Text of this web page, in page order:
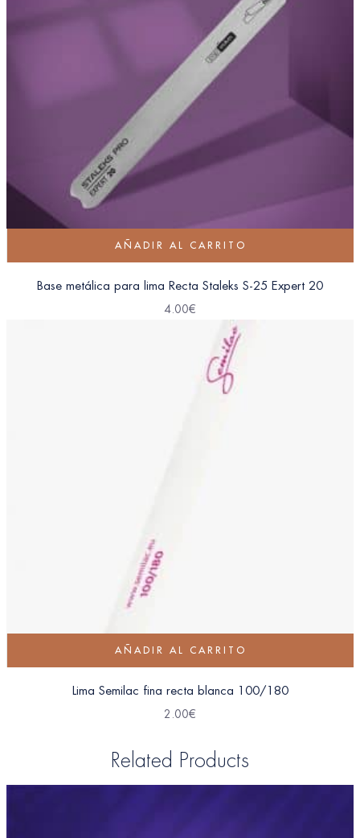
AÑADIR AL CARRITO
Base metálica para lima Recta Staleks S-25 Expert 20
4.00€
AÑADIR AL CARRITO
Lima Semilac fina recta blanca 100/180
2.00€
Related Products